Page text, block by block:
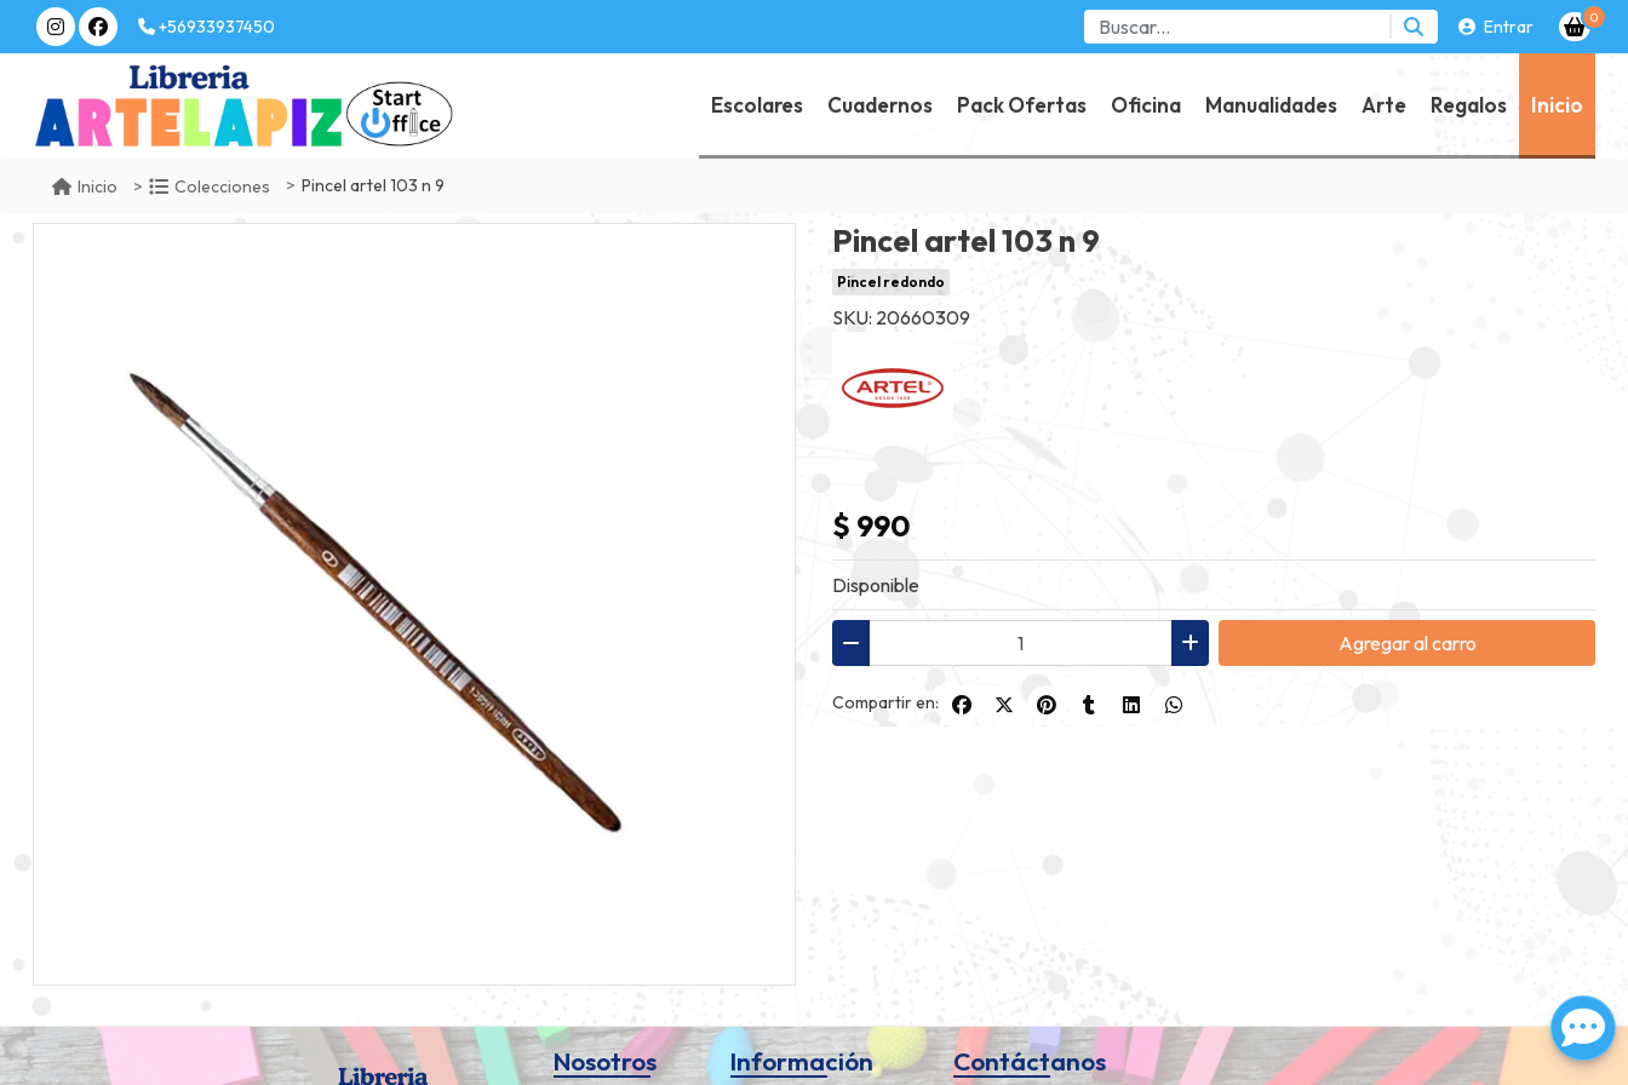
+56933937450 Entrar 0
Escolares Cuadernos Pack Ofertas Oficina Manualidades Arte Regalos Inicio
Inicio Colecciones Pincel artel 103 n 9
Pincel artel 103 n 9
Pincel redondo
SKU: 20660309
$ 990
Disponible
Agregaral carro
Compartir en:
Nosotros Información Contáctanos